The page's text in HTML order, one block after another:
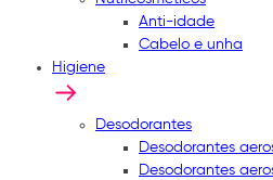
Anti-idade
Cabelo e unha
Higiene
Desodorantes
Desodorantes
Desodorantes